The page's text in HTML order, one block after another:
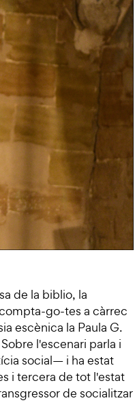
de la biblio, la
go-tes a càrrec
escènica la Paula G.
l'escenari parla i
social— i ha estat
i tercera de tot l'estat
de socialitzar